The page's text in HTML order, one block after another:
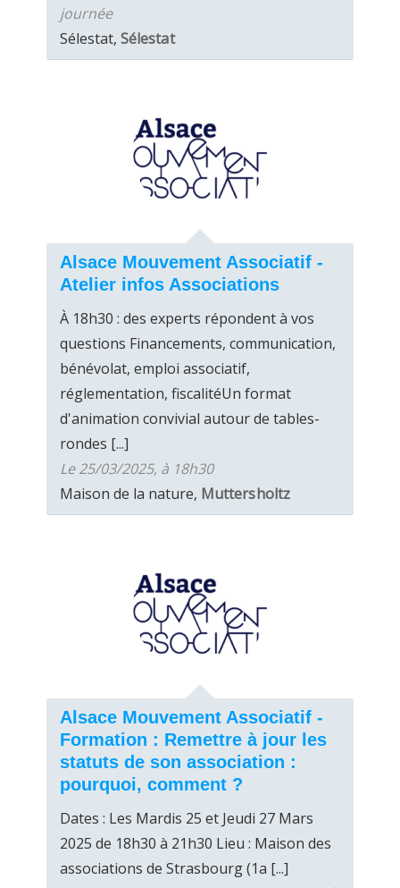
journée
Sélestat, Sélestat
Alsace Mouvement Associatif -
Atelier infos Associations
À 18h30 : des experts répondent à vos
questions Financements, communication,
bénévolat, emploi associatif,
réglementation, fiscalitéUn format
d'animation convivial autour de tables-
rondes [...]
Le 25/03/2025, à 18h30
Maison de la nature, Muttersholtz
Alsace Mouvement Associatif -
Formation : Remettre à jour les
statuts de son association :
pourquoi, comment ?
Dates : Les Mardis 25 et Jeudi 27 Mars
2025 de 18h30 à 21h30 Lieu : Maison des
associations de Strasbourg (1a [...]